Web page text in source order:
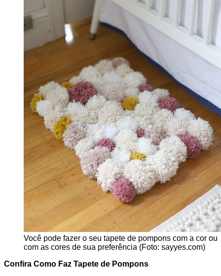
Você pode fazer o seu tapete de pompons com a cor ou
com as cores de sua preferência (Foto: sayyes.com)
Confira Como Faz Tapete de Pompons